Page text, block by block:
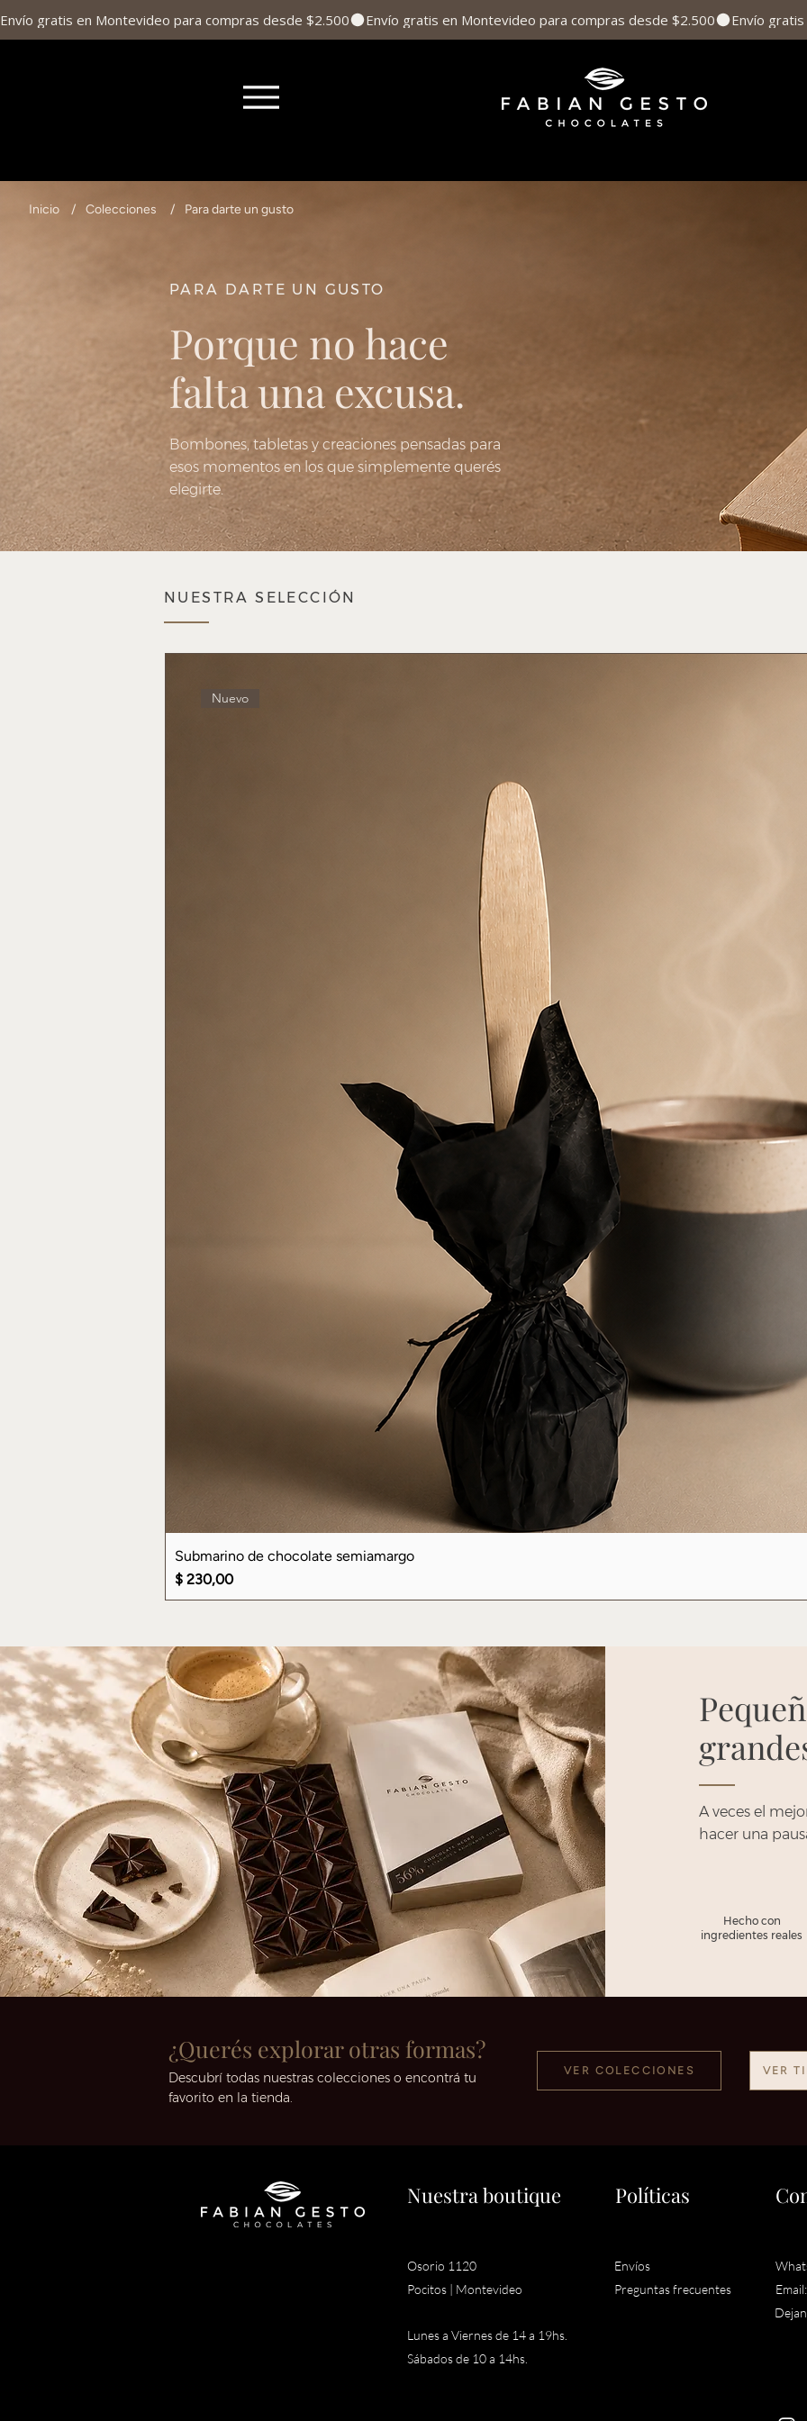
Envío gratis en Montevideo para compras desde $2.500
PARA DARTE UN GUSTO
Porque no hace
falta una excusa.
Bombones, tabletas y creaciones pensadas para
esos momentos en los que simplemente querés
elegirte.
Inicio / Colecciones / Para darte un gusto
NUESTRA SELECCIÓN
Nuevo
Submarino de chocolate semiamargo
Precio
$ 230,00
A veces el
hacer una
Hecho con
ingredientes reales
¿Querés explorar otras formas?
Descubrí todas nuestras colecciones o encontrá tu
favorito en la tienda.
VER COLECCIONES VER
Nuestra boutique Políticas
Osorio 1120
Pocitos | Montevideo
Lunes a Viernes de 14 a 19hs.
Sábados de 10 a 14hs.
Envíos
Preguntas frecuentes
Email: